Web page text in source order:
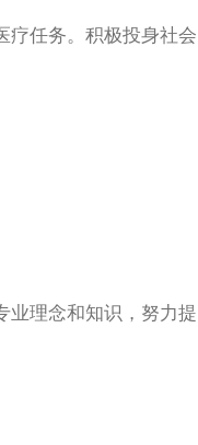
任务。积极投身社会
理念和知识，努力提